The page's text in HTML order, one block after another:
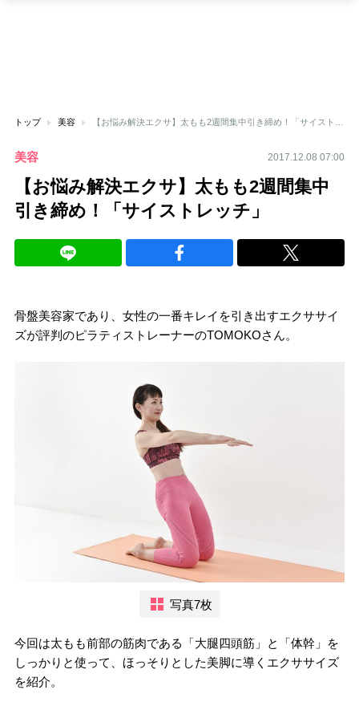
トップ 美容
美容 2017.12.08 07:00
【お悩み解決エクサ】太もも2週間集中
引き締め！「サイストレッチ」
骨盤美容家であり、女性の一番キレイを引き出すエクササイ
ズが評判のピラティストレーナーのTOMOKOさん。
写真7枚
今回は太もも前部の筋肉である「大腿四頭筋」と「体幹」を
しっかりと使って、ほっそりとした美脚に導くエクササイズ
を紹介。